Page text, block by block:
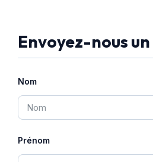
Envoyez-nous
Nom
Prénom